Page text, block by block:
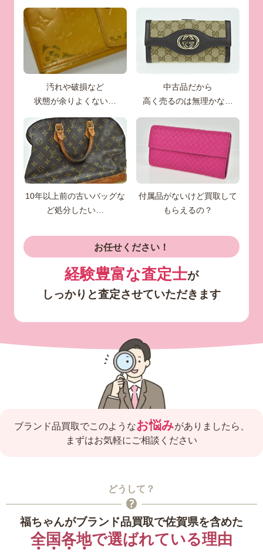
汚れや破損など
状態が余りよくない…
中古品だから
高く売るのは無理かな…
10年以上前の古いバッグな
ど処分したい…
付属品がないけど買取して
もらえるの？
お任せください！
経験豊富な査定士が
しっかりと査定させていただきます
ブランド品買取でこのようなお悩みがありましたら、
まずはお気軽にご相談ください
どうして？
福ちゃんがブランド品買取で佐賀県を含めた
全国各地で選ばれている理由